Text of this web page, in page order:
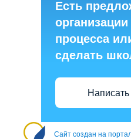
Есть
процесса
сделать
Сайт создан на